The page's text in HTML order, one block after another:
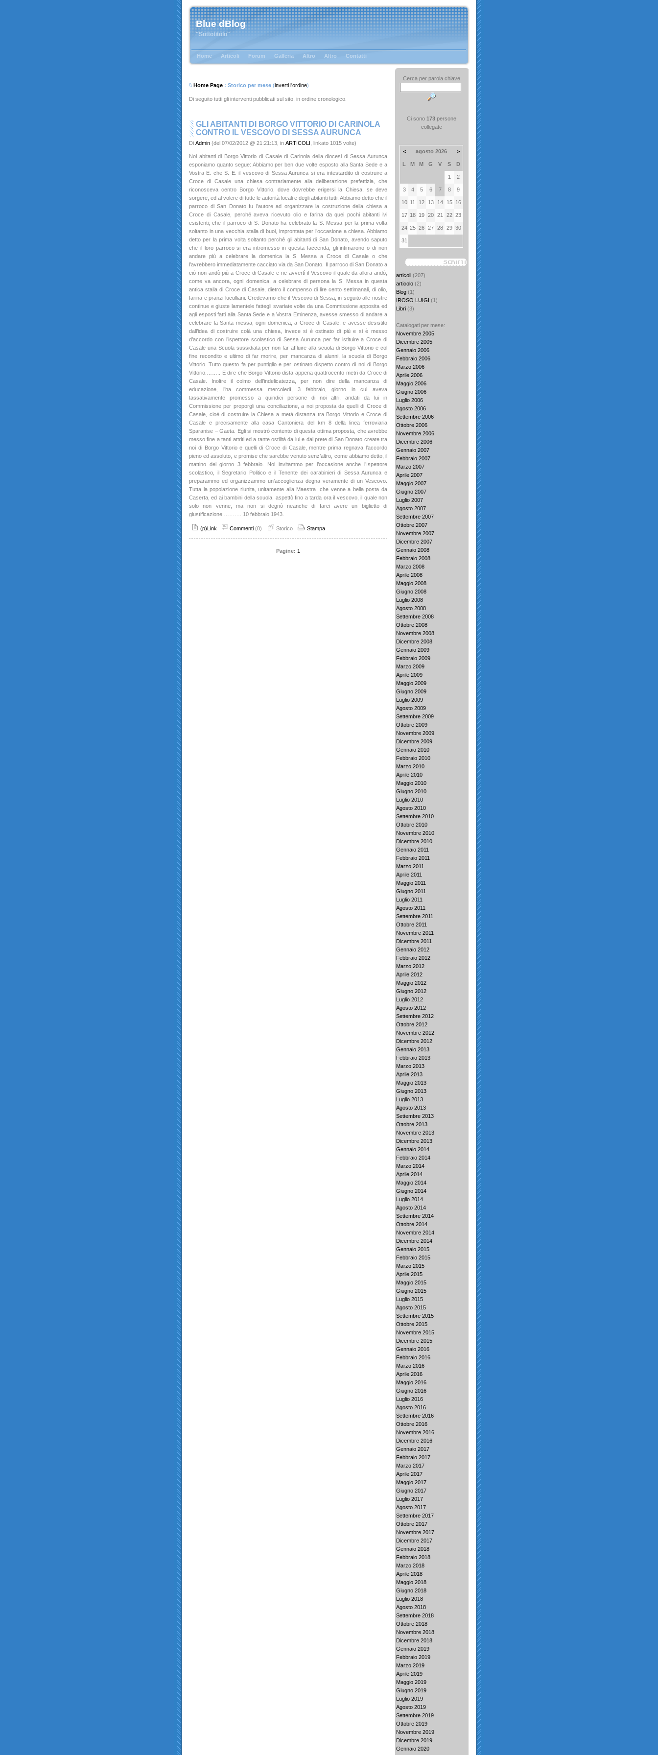
Blue dBlog
"Sottotitolo"
Home Articoli Forum Galleria Altro Altro Contatti
Cerca per parola chiave
Ci sono173 persone
collegate
< agosto 2026 >
L M M G V S D
1 2
3 4 5 6 7 8 9
10 11 12 13 14 15 16
17 18 19 20 21 22 23
24 25 26 27 28 29 30
31
articoli (207)
articolo (2)
Blog (1)
IROSO LUIGI (1)
Libri (3)
Catalogati per mese:
Novembre 2005
Dicembre 2005
Gennaio 2006
Febbraio 2006
Marzo 2006
Aprile 2006
Maggio 2006
Giugno 2006
Luglio 2006
Agosto 2006
Settembre 2006
Ottobre 2006
Novembre 2006
Dicembre 2006
Gennaio 2007
Febbraio 2007
Marzo 2007
Aprile 2007
Maggio 2007
Giugno 2007
Luglio 2007
Agosto 2007
Settembre 2007
Ottobre 2007
Novembre 2007
Dicembre 2007
Gennaio 2008
Febbraio 2008
Marzo 2008
Aprile 2008
Maggio 2008
Giugno 2008
Luglio 2008
Agosto 2008
Settembre 2008
Ottobre 2008
Novembre 2008
Dicembre 2008
Gennaio 2009
Febbraio 2009
Marzo 2009
Aprile 2009
Maggio 2009
Giugno 2009
Luglio 2009
Agosto 2009
Settembre 2009
Ottobre 2009
Novembre 2009
Dicembre 2009
Gennaio 2010
Febbraio 2010
Marzo 2010
Aprile 2010
Maggio 2010
Giugno 2010
Luglio 2010
Agosto 2010
Settembre 2010
Ottobre 2010
Novembre 2010
Dicembre 2010
Gennaio 2011
Febbraio 2011
Marzo 2011
Aprile 2011
Maggio 2011
Giugno 2011
Luglio 2011
Agosto 2011
Settembre 2011
Ottobre 2011
Novembre 2011
Dicembre 2011
Gennaio 2012
Febbraio 2012
Marzo 2012
Aprile 2012
Maggio 2012
Giugno 2012
Luglio 2012
Agosto 2012
Settembre 2012
Ottobre 2012
Novembre 2012
Dicembre 2012
Gennaio 2013
Febbraio 2013
Marzo 2013
Aprile 2013
Maggio 2013
Giugno 2013
Luglio 2013
Agosto 2013
Settembre 2013
Ottobre 2013
Novembre 2013
Dicembre 2013
Gennaio 2014
Febbraio 2014
Marzo 2014
Aprile 2014
Maggio 2014
Giugno 2014
Luglio 2014
Agosto 2014
Settembre 2014
Ottobre 2014
Novembre 2014
Dicembre 2014
Gennaio 2015
Febbraio 2015
Marzo 2015
Aprile 2015
Maggio 2015
Giugno 2015
Luglio 2015
Agosto 2015
Settembre 2015
Ottobre 2015
Novembre 2015
Dicembre 2015
Gennaio 2016
Febbraio 2016
Marzo 2016
Aprile 2016
Maggio 2016
Giugno 2016
Luglio 2016
Agosto 2016
Settembre 2016
Ottobre 2016
Novembre 2016
Dicembre 2016
Gennaio 2017
Febbraio 2017
Marzo 2017
Aprile 2017
Maggio 2017
Giugno 2017
Luglio 2017
Agosto 2017
Settembre 2017
Ottobre 2017
Novembre 2017
Dicembre 2017
Gennaio 2018
Febbraio 2018
Marzo 2018
Aprile 2018
Maggio 2018
Giugno 2018
Luglio 2018
Agosto 2018
Settembre 2018
Ottobre 2018
Novembre 2018
Dicembre 2018
Gennaio 2019
Febbraio 2019
Marzo 2019
Aprile 2019
Maggio 2019
Giugno 2019
Luglio 2019
Agosto 2019
Settembre 2019
Ottobre 2019
Novembre 2019
Dicembre 2019
Gennaio 2020
\\ Home Page : Storico per mese (inverti l'ordine)
Di seguito tutti gli interventi pubblicati sul sito, in ordine cronologico.
GLI ABITANTI DI BORGO VITTORIO DI CARINOLA
CONTRO IL VESCOVO DI SESSA AURUNCA
Di Admin (del 07/02/2012 @ 21:21:13, in ARTICOLI , linkato 1015 volte)
Noi abitanti di Borgo Vittorio di Casale di Carinola della diocesi di Sessa Aurunca
esponiamo quanto segue: Abbiamo per ben due volte esposto alla Santa Sede e a
Vostra E. che S. E. il vescovo di Sessa Aurunca si era intestardito di costruire a
Croce di Casale una chiesa contrariamente alla deliberazione prefettizia, che
riconosceva centro Borgo Vittorio, dove dovrebbe erigersi la Chiesa, se deve
sorgere, ed al volere di tutte le autorità locali e degli abitanti tutti. Abbiamo detto che il
parroco di San Donato fu l’autore ad organizzare la costruzione della chiesa a
Croce di Casale, perché aveva ricevuto olio e farina da quei pochi abitanti ivi
esistenti; che il parroco di S. Donato ha celebrato la S. Messa per la prima volta
soltanto in una vecchia stalla di buoi, improntata per l’occasione a chiesa. Abbiamo
detto per la prima volta soltanto perché gli abitanti di San Donato, avendo saputo
che il loro parroco si era intromesso in questa faccenda, gli intimarono o di non
andare più a celebrare la domenica la S. Messa a Croce di Casale o che
l’avrebbero immediatamente cacciato via da San Donato. Il parroco di San Donato a
ciò non andò più a Croce di Casale e ne avvertì il Vescovo il quale da allora andò,
come va ancora, ogni domenica, a celebrare di persona la S. Messa in questa
antica stalla di Croce di Casale, dietro il compenso di lire cento settimanali, di olio,
farina e pranzi luculliani. Credevamo che il Vescovo di Sessa, in seguito alle nostre
continue e giuste lamentele fattegli svariate volte da una Commissione apposita ed
agli esposti fatti alla Santa Sede e a Vostra Eminenza, avesse smesso di andare a
celebrare la Santa messa, ogni domenica, a Croce di Casale, e avesse desistito
dall’idea di costruire colà una chiesa, invece si è ostinato di più e si è messo
d’accordo con l’ispettore scolastico di Sessa Aurunca per far istituire a Croce di
Casale una Scuola sussidiata per non far affluire alla scuola di Borgo Vittorio e col
fine recondito e ultimo di far morire, per mancanza di alunni, la scuola di Borgo
Vittorio. Tutto questo fa per puntiglio e per ostinato dispetto contro di noi di Borgo
Vittorio.…….. E dire che Borgo Vittorio dista appena quattrocento metri da Croce di
Casale. Inoltre il colmo dell’indelicatezza, per non dire della mancanza di
educazione, l’ha commessa mercoledì, 3 febbraio, giorno in cui aveva
tassativamente promesso a quindici persone di noi altri, andati da lui in
Commissione per proporgli una conciliazione, a noi proposta da quelli di Croce di
Casale, cioè di costruire la Chiesa a metà distanza tra Borgo Vittorio e Croce di
Casale e precisamente alla casa Cantoniera del km 8 della linea ferroviaria
Sparanise – Gaeta. Egli si mostrò contento di questa ottima proposta, che avrebbe
messo fine a tanti attriti ed a tante ostilità da lui e dal prete di San Donato create tra
noi di Borgo Vittorio e quelli di Croce di Casale, mentre prima regnava l’accordo
pieno ed assoluto, e promise che sarebbe venuto senz’altro, come abbiamo detto, il
mattino del giorno 3 febbraio. Noi invitammo per l’occasione anche l’Ispettore
scolastico, il Segretario Politico e il Tenente dei carabinieri di Sessa Aurunca e
preparammo ed organizzammo un’accoglienza degna veramente di un Vescovo.
Tutta la popolazione riunita, unitamente alla Maestra, che venne a bella posta da
Caserta, ed ai bambini della scuola, aspettò fino a tarda ora il vescovo, il quale non
solo non venne, ma non si degnò neanche di farci avere un biglietto di
giustificazione ………. 10 febbraio 1943.
(p)Link Commenti (0) Storico Stampa
Pagine: 1